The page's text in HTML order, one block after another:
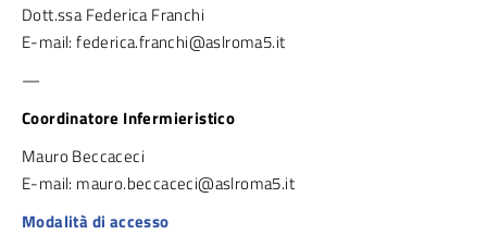
Dott.ssa Federica Franchi
E-mail: federica.franchi@aslroma5.it
—
Coordinatore Infermieristico
Mauro Beccaceci
E-mail: mauro.beccaceci@aslroma5.it
Modalità di accesso